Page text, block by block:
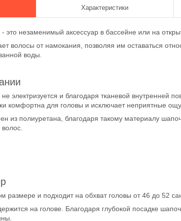
Характеристики
это незаменимый аксессуар в бассейне или на
волосы от намокания, позволяя им оставаться
воды.
электризуется и благодаря тканевой внутренней
комфортна для головы и исключает неприятные
из полиуретана, благодаря такому материалу
размере и подходит на обхват головы от 46 до 52
на голове. Благодаря глубокой посадке